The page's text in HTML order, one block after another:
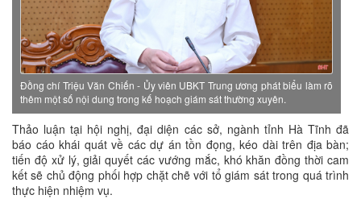
Đồng chí Triệu Văn Chiến - Ủy viên UBKT Trung ương phát biểu làm rõ
thêm một số nội dung trong kế hoạch giám sát thường xuyên.
Thảo luận tại hội nghị, đại diện các sở, ngành tỉnh Hà Tĩnh đã
báo cáo khái quát về các dự án tồn đọng, kéo dài trên địa bàn;
tiến độ xử lý, giải quyết các vướng mắc, khó khăn đồng thời cam
kết sẽ chủ động phối hợp chặt chẽ với tổ giám sát trong quá trình
thực hiện nhiệm vụ.